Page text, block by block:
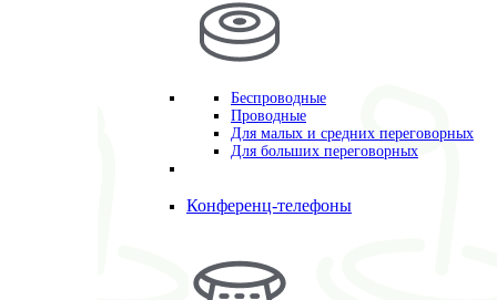
Беспроводные
Проводные
Для малых и средних переговорных
Для больших переговорных
Конференц-телефоны